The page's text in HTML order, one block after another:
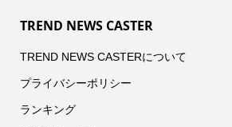
TREND NEWS CASTER
TREND NEWS CASTERについて
プライバシーポリシー
ランキング